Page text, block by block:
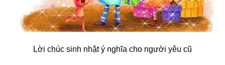
Lời chúc sinh nhật ý nghĩa cho người yêu cũ